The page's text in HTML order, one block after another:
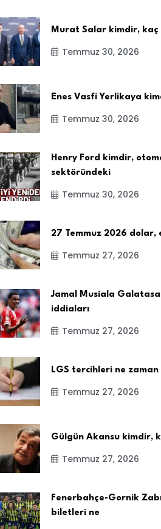
Murat Salar kimdir, kaç
Temmuz 30, 2026
Enes Vasfi Yerlikaya
Temmuz 30, 2026
Henry Ford kimdir,
sektöründeki
Temmuz 30, 2026
27 Temmuz 2026 dolar,
Temmuz 27, 2026
Jamal Musiala
iddiaları
Temmuz 27, 2026
LGS tercihleri ne
Temmuz 27, 2026
Gülgün Akansu kimdir,
Temmuz 27, 2026
Fenerbahçe-Gornik
biletleri ne